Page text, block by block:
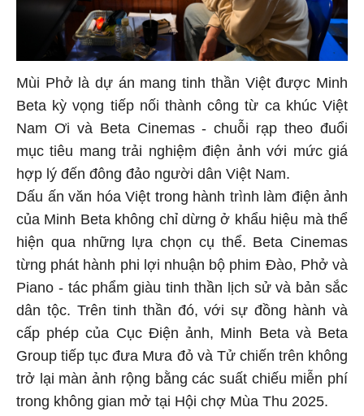
Mùi Phở là dự án mang tinh thần Việt được Minh
Beta kỳ vọng tiếp nối thành công từ ca khúc Việt
Nam Ơi và Beta Cinemas - chuỗi rạp theo đuổi
mục tiêu mang trải nghiệm điện ảnh với mức giá
hợp lý đến đông đảo người dân Việt Nam.
Dấu ấn văn hóa Việt trong hành trình làm điện ảnh
của Minh Beta không chỉ dừng ở khẩu hiệu mà thể
hiện qua những lựa chọn cụ thể. Beta Cinemas
từng phát hành phi lợi nhuận bộ phim Đào, Phở và
Piano - tác phẩm giàu tinh thần lịch sử và bản sắc
dân tộc. Trên tinh thần đó, với sự đồng hành và
cấp phép của Cục Điện ảnh, Minh Beta và Beta
Group tiếp tục đưa Mưa đỏ và Tử chiến trên không
trở lại màn ảnh rộng bằng các suất chiếu miễn phí
trong không gian mở tại Hội chợ Mùa Thu 2025.